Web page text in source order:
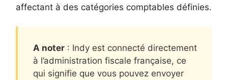
affectant à des catégories comptables définies.
A noter : Indy est connecté directement
à l’administration fiscale française, ce
qui signifie que vous pouvez envoyer